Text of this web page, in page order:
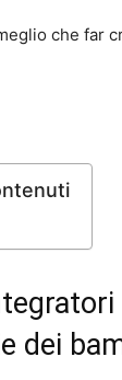
che far
dei